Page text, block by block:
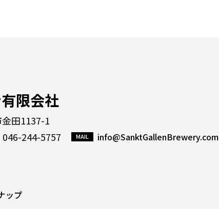
限会社
田1137-1
046-244-5757 info@SanktGallenBrewery.com
ップ